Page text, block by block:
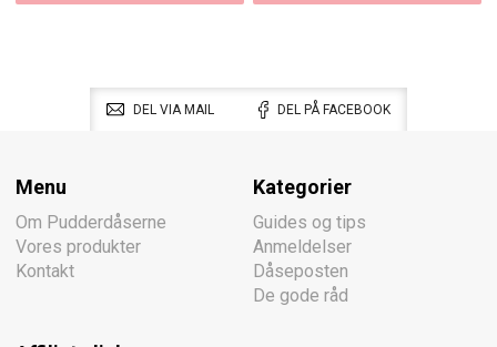
DEL VIA MAIL DEL PÅ FACEBOOK
Menu
Om Pudderdåserne
Vores produkter
Kontakt
Kategorier
Guides og tips
Anmeldelser
Dåseposten
De gode råd